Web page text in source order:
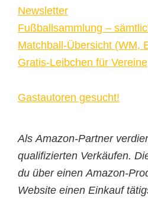
Newsletter
Fußballsammlung –
Matchball-Übersicht (WM,
Gratis-Leibchen für Vereine
Gastautoren gesucht!
Als Amazon-Partner
qualifizierten Verkäufen.
du über einen Amazon-
Website einen Einkauf